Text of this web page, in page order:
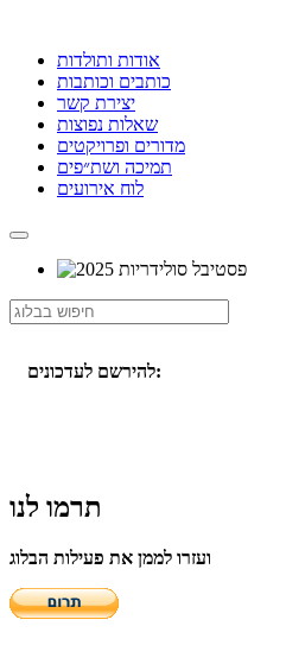
אודות ותולדות
כותבים וכותבות
יצירת קשר
שאלות נפוצות
מדורים ופרויקטים
תמיכה ושת״פים
לוח אירועים
להירשם לעדכונים:
תרמו לנו
ועזרו לממן את פעילות הבלוג